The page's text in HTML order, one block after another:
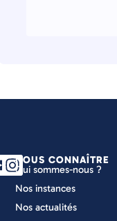
NOUS CONNAÎTRE
Qui sommes-nous ?
Nos instances
Nos actualités